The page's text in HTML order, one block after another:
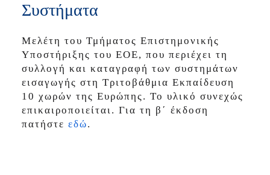
Συστήματα
Μελέτη του Τμήματος Επιστημονικής
Υποστήριξης του ΕΟΕ, που περιέχει τη
συλλογή και καταγραφή των συστημάτων
εισαγωγής στη Τριτοβάθμια Εκπαίδευση
10 χωρών της Ευρώπης. Το υλικό συνεχώς
επικαιροποιείται. Για τη β΄ έκδοση
πατήστε εδώ.